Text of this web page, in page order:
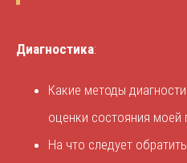
Диагностика:
Какие методы
оценки состояния моей
На что следует